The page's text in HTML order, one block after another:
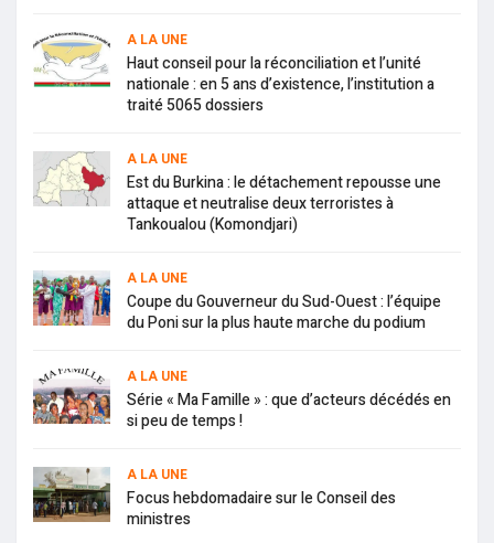
A LA UNE
Haut conseil pour la réconciliation et l’unité
nationale : en 5 ans d’existence, l’institution a
traité 5065 dossiers
A LA UNE
Est du Burkina : le détachement repousse une
attaque et neutralise deux terroristes à
Tankoualou (Komondjari)
A LA UNE
Coupe du Gouverneur du Sud-Ouest : l’équipe
du Poni sur la plus haute marche du podium
A LA UNE
Série « Ma Famille » : que d’acteurs décédés en
si peu de temps !
A LA UNE
Focus hebdomadaire sur le Conseil des
ministres